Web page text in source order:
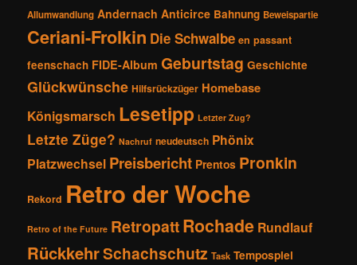
Allumwandlung Andernach Anticirce Bahnung Beweispartie
Ceriani-Frolkin Die Schwalbe en passant
feenschach FIDE-Album Geburtstag Geschichte
Glückwünsche Hilfsrückzüger Homebase
Königsmarsch Lesetipp Letzter Zug?
Letzte Züge? Nachruf neudeutsch Phönix
Platzwechsel Preisbericht Prentos Pronkin
Rekord Retro der Woche
Retro of the Future RetropattRochade Rundlauf
RückkehrSchachschutz Task Tempospiel